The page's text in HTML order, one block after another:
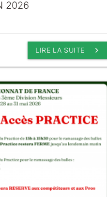
2026
keyboard_arrow_right
LIRE LA SUITE